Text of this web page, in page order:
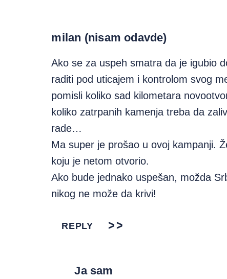
milan (nisam odavde)
Ako se za uspeh smatra da je igubio
raditi pod uticajem i kontrolom svog
pomisli koliko sad kilometara
koliko zatrpanih kamenja treba da
rade…
Ma super je prošao u ovoj kampanji.
koju je netom otvorio.
Ako bude jednako uspešan, možda
nikog ne može da krivi!
REPLY
Ja sam